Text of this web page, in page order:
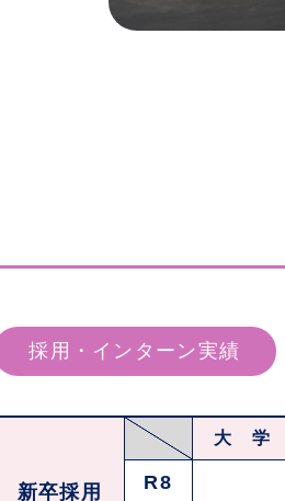
採用・インターン実績
新卒採用
大 学
R8